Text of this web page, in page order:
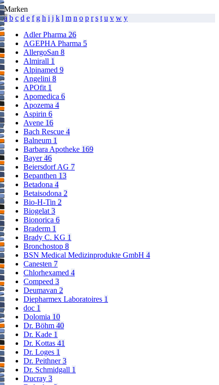
Marken
a b c d e f g h i j k l m n o p r s t u v w y
Adler Pharma 26
AGEPHA Pharma 5
AllergoSan 8
Almirall 1
Alpinamed 9
Angelini 8
APOfit 1
Apomedica 6
Apozema 4
Aspirin 6
Avene 16
Bach Rescue 4
Balneum 1
Barbara Apotheke 169
Bayer46
Beiersdorf AG 7
Bepanthen 13
Betadona 4
Betaisodona 2
Bio-H-Tin 2
Biogelat 3
Bionorica 6
Braderm 1
Brady C. KG 1
Bronchostop 8
BSN Medical Medizinprodukte GmbH 4
Canesten 7
Chlorhexamed 4
Compeed 3
Deumavan 2
Diepharmex Laboratoires 1
doc 1
Dolomia 10
Dr. Böhm 40
Dr. Kade 1
Dr. Kottas 41
Dr. Loges 1
Dr. Peithner3
Dr. Schmidgall 1
Ducray 3